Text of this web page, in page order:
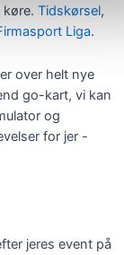
Tidskørsel,
Liga.
over helt nye
go-kart, vi kan
og
for jer -
jeres event på